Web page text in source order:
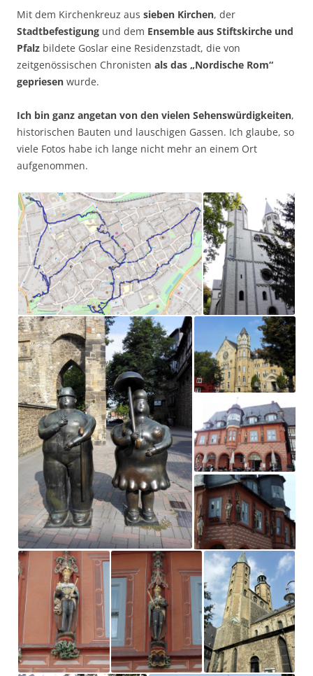
Mit dem Kirchenkreuz aus sieben Kirchen, der
Stadtbefestigung und dem Ensemble aus Stiftskirche und
Pfalz bildete Goslar eine Residenzstadt, die von
zeitgenössischen Chronisten als das „Nordische Rom“
gepriesen wurde.
Ich bin ganz angetan von den vielen Sehenswürdigkeiten,
historischen Bauten und lauschigen Gassen. Ich glaube, so
viele Fotos habe ich lange nicht mehr an einem Ort
aufgenommen.